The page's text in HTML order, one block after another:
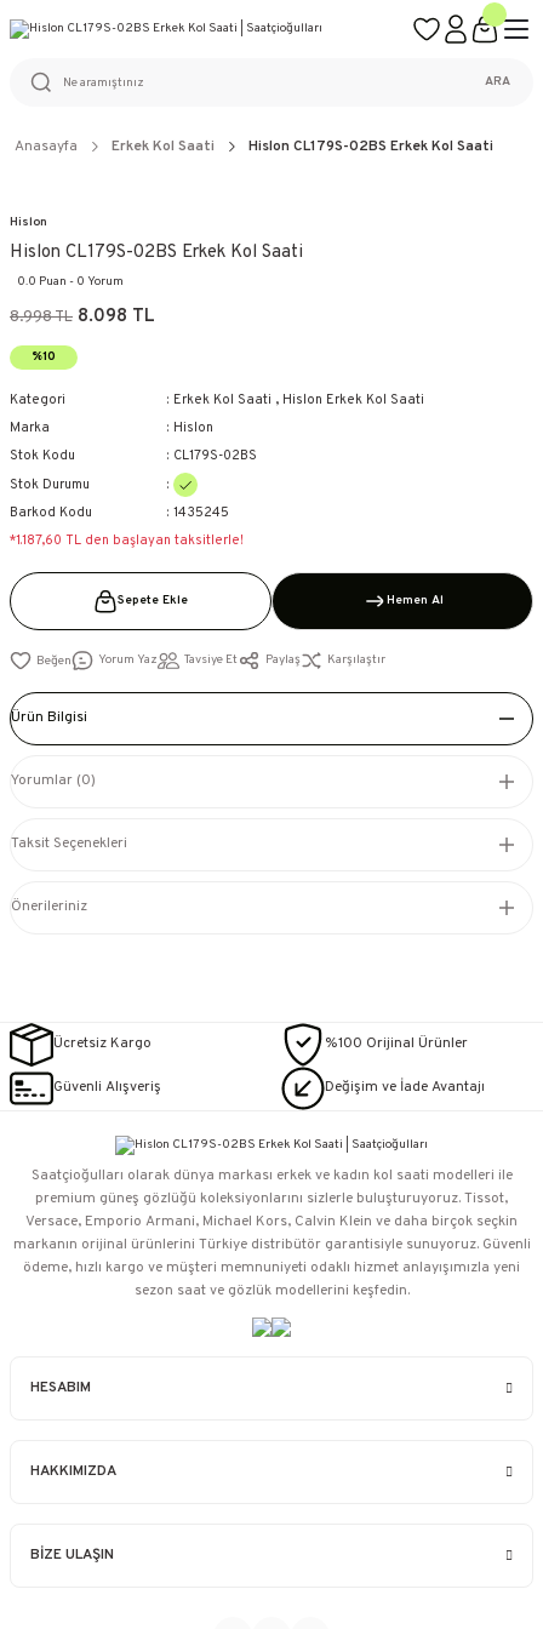
%100 ORİJİNAL ÜRÜN GARANTİSİ
ARA
Anasayfa Erkek Kol Saati Hislon CL179S-02BS Erkek Kol Saati
Hislon
Hislon CL179S-02BS Erkek Kol Saati
0.0 Puan - 0 Yorum
8.998 TL 8.098 TL
%10
Kategori Erkek Kol Saati , Hislon Erkek Kol Saati
Marka
Hislon
Stok Kodu
CL179S-02BS
Stok Durumu
Barkod Kodu
1435245
*1.187,60 TL den başlayan taksitlerle!
Sepete Ekle Hemen Al
Yorum Yaz Tavsiye Et Paylaş Karşılaştır
Ürün Bilgisi
Yorumlar (0)
Taksit Seçenekleri
Önerileriniz
Ücretsiz Kargo %100 Orijinal Ürünler
Güvenli Alışveriş Değişim ve İade Avantajı
HESABIM
HAKKIMIZDA
BİZE ULAŞIN
Saatçioğulları⁠ olarak dünya markası erkek ve kadın kol saati modelleri ile
premium güneş gözlüğü koleksiyonlarını sizlerle buluşturuyoruz. Tissot,
Versace, Emporio Armani, Michael Kors, Calvin Klein ve daha birçok seçkin
markanın orijinal ürünlerini Türkiye distribütör garantisiyle sunuyoruz. Güvenli
ödeme, hızlı kargo ve müşteri memnuniyeti odaklı hizmet anlayışımızla yeni
sezon saat ve gözlük modellerini keşfedin.